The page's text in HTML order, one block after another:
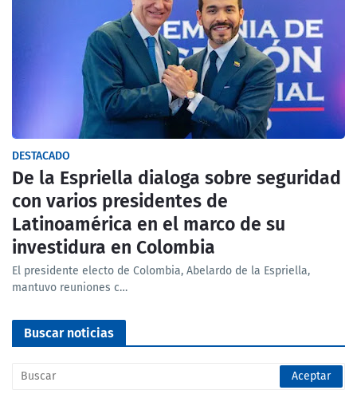
DESTACADO
De la Espriella dialoga sobre seguridad
con varios presidentes de
Latinoamérica en el marco de su
investidura en Colombia
El presidente electo de Colombia, Abelardo de la Espriella,
mantuvo reuniones c…
Buscar noticias